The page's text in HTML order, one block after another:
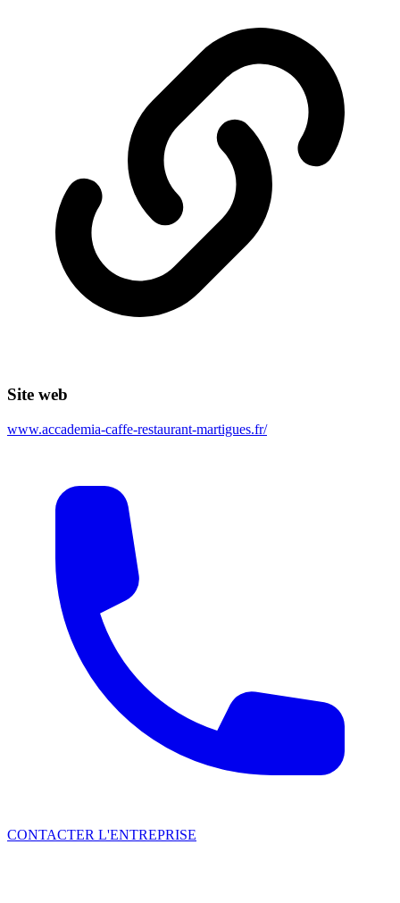
Site web
www.accademia-caffe-restaurant-martigues.fr/
CONTACTER L'ENTREPRISE